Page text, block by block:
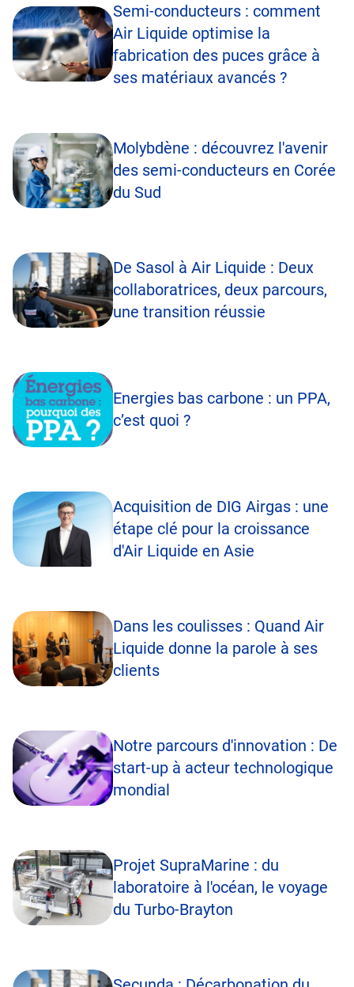
Semi-conducteurs : comment
Air Liquide optimise la
fabrication des puces grâce à
ses matériaux avancés ?
Molybdène : découvrez l'avenir
des semi-conducteurs en Corée
du Sud
De Sasol à Air Liquide : Deux
collaboratrices, deux parcours,
une transition réussie
Energies bas carbone : un PPA,
c’est quoi ?
Acquisition de DIG Airgas : une
étape clé pour la croissance
d'Air Liquide en Asie
Dans les coulisses : Quand Air
Liquide donne la parole à ses
clients
Notre parcours d'innovation : De
start-up à acteur technologique
mondial
Projet SupraMarine : du
laboratoire à l'océan, le voyage
du Turbo-Brayton